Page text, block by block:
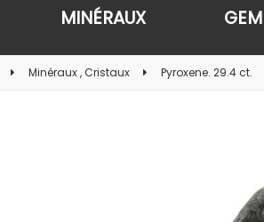
MINÉRAUX
Minéraux , Cristaux Pyroxene. 29.4 ct.